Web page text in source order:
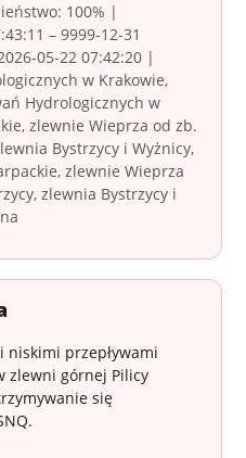
100% |
– 9999-12-31
05-22 07:42:20 |
w Krakowie,
Hydrologicznych w
zlewnie Wieprza od zb.
Bystrzycy i Wyżnicy,
zlewnie Wieprza
zlewnia Bystrzycy i
niskimi przepływami
zlewni górnej Pilicy
się